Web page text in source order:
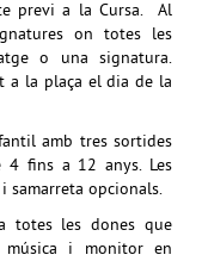
previ a la Cursa. Al
on totes les
o una signatura.
a la plaça el dia de la
amb tres sortides
4 fins a 12 anys. Les
samarreta opcionals.
totes les dones que
música i monitor en